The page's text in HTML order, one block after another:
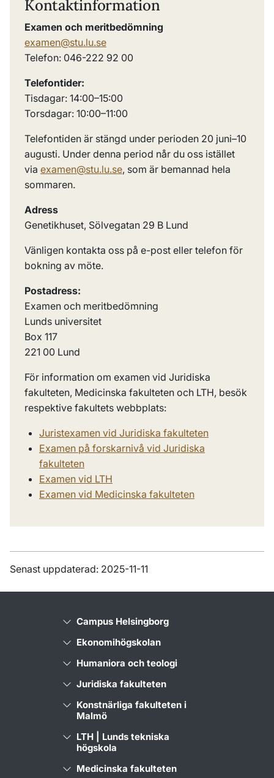
Kontaktinformation
Examen och meritbedömning
examen@stu.lu.se
Telefon: 046-222 92 00
Telefontider:
Tisdagar: 14:00–15:00
Torsdagar: 10:00–11:00
Telefontiden är stängd under perioden 20 juni–10
augusti. Under denna period når du oss istället
via examen@stu.lu.se, som är bemannad hela
sommaren.
Adress
Genetikhuset, Sölvegatan 29 B Lund
Vänligen kontakta oss på e-post eller telefon för
bokning av möte.
Postadress:
Examen och meritbedömning
Lunds universitet
Box 117
221 00 Lund
För information om examen vid Juridiska
fakulteten, Medicinska fakulteten och LTH, besök
respektive fakultets webbplats:
Juristexamen vid Juridiska fakulteten
Examen på forskarnivå vid Juridiska
fakulteten
Examen vid LTH
Examen vid Medicinska fakulteten
Senast uppdaterad: 2025-11-11
Campus Helsingborg
Ekonomihögskolan
Humaniora och teologi
Juridiska fakulteten
Konstnärliga fakulteten i
Malmö
LTH | Lunds tekniska
högskola
Medicinska fakulteten